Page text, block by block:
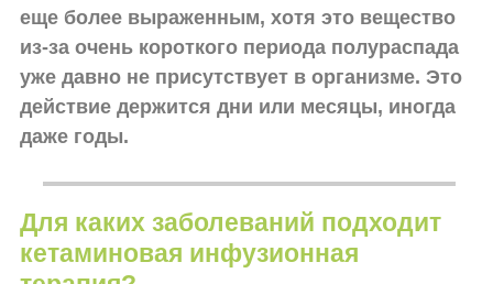
еще более выраженным, хотя это вещество
из-за очень короткого периода полураспада
уже давно не присутствует в организме. Это
действие держится дни или месяцы, иногда
даже годы.
Для каких заболеваний подходит
кетаминовая инфузионная